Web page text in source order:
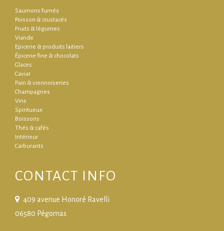
Saumons fumés
Poisson & crustacés
Fruits & légumes
Viande
Epicerie & produits laitiers
Épicerie fine & chocolats
Glaces
Caviar
Pain & viennoiseries
Champagnes
Vins
Spiritueux
Boissons
Thés & cafés
Intérieur
Carburants
CONTACT INFO
409 avenue Honoré Ravelli
06580 Pégomas